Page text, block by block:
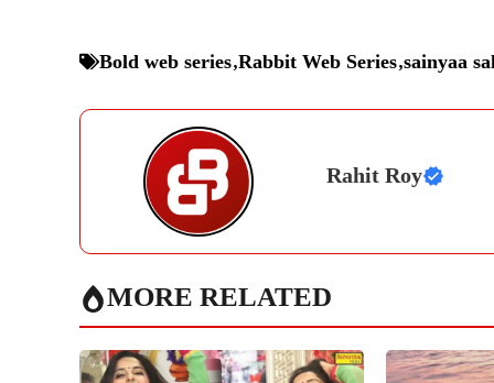
Bold web series,Rabbit Web Series,sainyaa
Rahit Roy
MORE RELATED